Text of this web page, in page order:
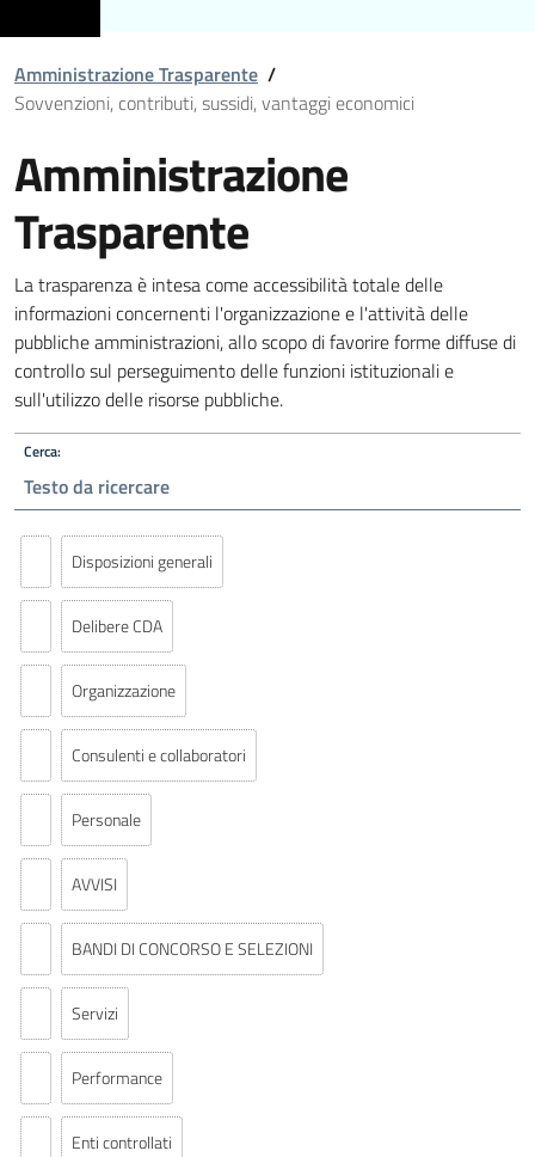
Amministrazione Trasparente /
Sovvenzioni, contributi, sussidi, vantaggi economici
Amministrazione
Trasparente
La trasparenza è intesa come accessibilità totale delle
informazioni concernenti l'organizzazione e l'attività delle
pubbliche amministrazioni, allo scopo di favorire forme diffuse di
controllo sul perseguimento delle funzioni istituzionali e
sull'utilizzo delle risorse pubbliche.
Cerca:
Disposizioni generali
Delibere CDA
Organizzazione
Consulenti e collaboratori
Personale
AVVISI
BANDI DI CONCORSO E SELEZIONI
Servizi
Performance
Enti controllati